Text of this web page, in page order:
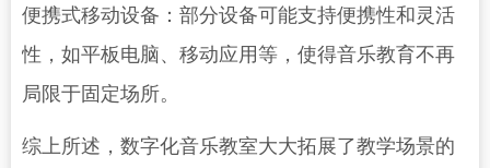
便携式移动设备：部分设备可能支持便携性和灵活
性，如平板电脑、移动应用等，使得音乐教育不再
局限于固定场所。
综上所述，数字化音乐教室大大拓展了教学场景的